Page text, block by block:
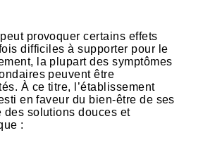
provoquer certains effets
difficiles à supporter pour le
la plupart des symptômes
peuvent être
À ce titre, l’établissement
en faveur du bien-être de ses
des solutions douces et
: